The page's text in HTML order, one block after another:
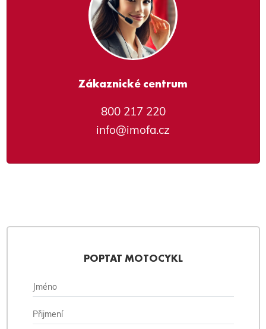
Zákaznické centrum
800 217 220
info@imofa.cz
POPTAT MOTOCYKL